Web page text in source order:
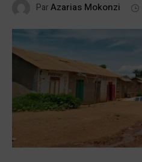
ParAzarias Mokonzi